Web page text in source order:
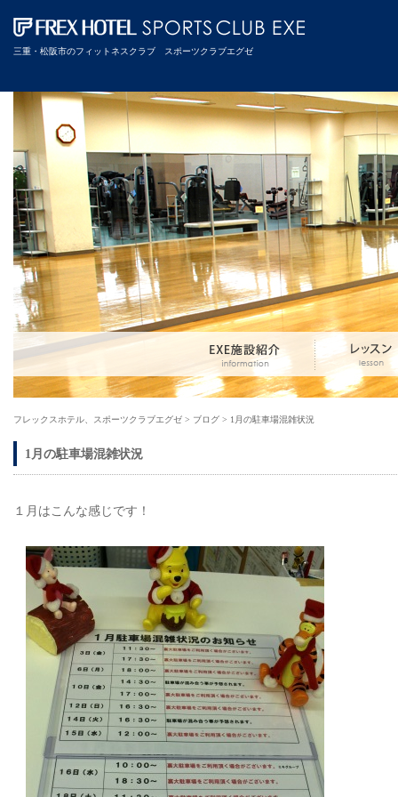
三重・松阪市のフィットネスクラブ スポーツクラブエグゼ
フレックスホテル、スポーツクラブエグゼ > ブログ > 1月の駐車場混雑状況
1月の駐車場混雑状況
１月はこんな感じです！